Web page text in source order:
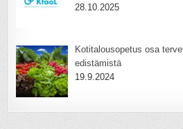
28.10.2025
Kotitalousopetus osa
edistämistä
19.9.2024